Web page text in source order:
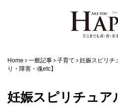
Home 一般記事 子育て
妊娠スピリチ
り・障害・魂etc】
妊娠スピリチュア